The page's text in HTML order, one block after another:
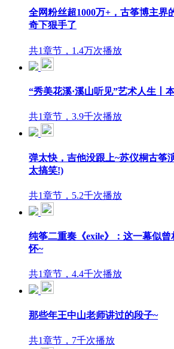
全网粉丝超1000万+，古筝博主界
奇下狠手了
共1章节，1.4万次播放
“秀美花溪·溪山听见”艺术人生丨
共1章节，3.9千次播放
弹太快，吉他没跟上~苏仪桐古筝
太搞笑!)
共1章节，5.2千次播放
纯筝二重奏《exile》：这一幕似
怀~
共1章节，4.4千次播放
那些年王中山老师讲过的段子~
共1章节，7千次播放